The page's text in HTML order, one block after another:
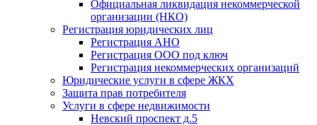
Официальная ликвидация некоммерческой
организации (НКО)
Регистрация юридических лиц
Регистрация АНО
Регистрация ООО под ключ
Регистрация некоммерческих организаций
Юридические услуги в сфере ЖКХ
Защита прав потребителя
Услуги в сфере недвижимости
Невский проспект д.5